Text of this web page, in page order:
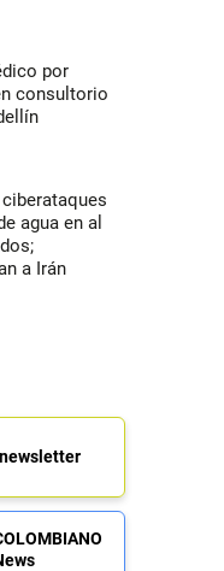
por
consultorio
agua en al
a Irán